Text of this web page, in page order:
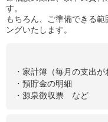
す。
もちろん、ご準備できる
ングいたします。
・家計簿（毎月の支出が
・預貯金の明細
・源泉徴収票 など